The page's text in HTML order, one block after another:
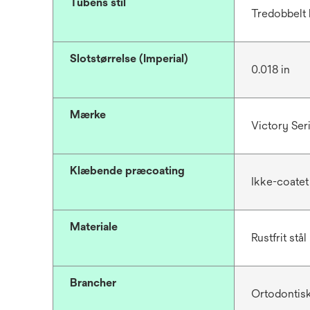
Tredobbelt
Slotstørrelse (Imperial)
0.018 in
Mærke
Victory
Klæbende præcoating
Ikke-coatet
Materiale
Rustfrit stål
Brancher